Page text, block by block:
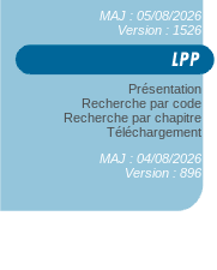
MAJ : 05/08/2026
Version : 1526
Présentation
Recherche par code
Recherche par chapitre
Téléchargement
MAJ : 04/08/2026
Version : 896